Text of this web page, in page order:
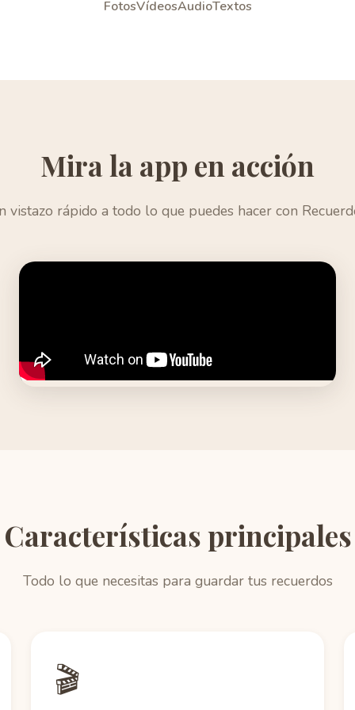
FotosVídeosAudioTextos
Mira la app en acción
vistazo rápido a todo lo que puedes hacer con
Características principales
Todo lo que necesitas para guardar tus recuerdos
🎬